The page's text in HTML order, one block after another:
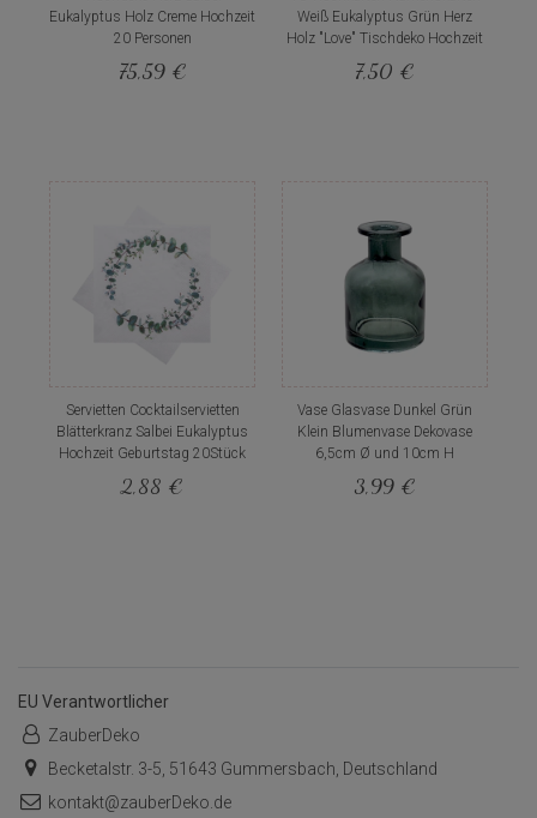
Eukalyptus Holz Creme Hochzeit
20 Personen
75,59 €
Weiß Eukalyptus Grün Herz
Holz "Love" Tischdeko Hochzeit
7,50 €
Servietten Cocktailservietten
Blätterkranz Salbei Eukalyptus
Hochzeit Geburtstag 20Stück
2,88 €
Vase Glasvase Dunkel Grün
Klein Blumenvase Dekovase
6,5cm Ø und 10cm H
3,99 €
EU Verantwortlicher
ZauberDeko
Becketalstr. 3-5, 51643 Gummersbach, Deutschland
kontakt@zauberDeko.de